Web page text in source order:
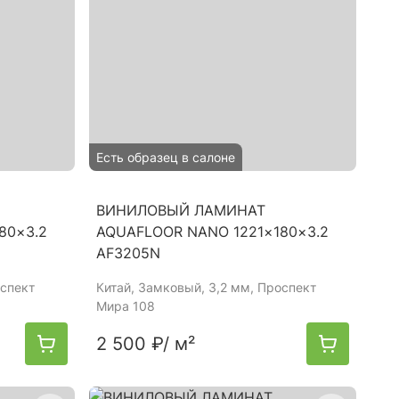
Есть образец в салоне
ВИНИЛОВЫЙ ЛАМИНАТ
AQUAFLOOR NANO 1221×180×3.2
AF3205N
Китай, Замковый, 3,2 мм, Проспект
Мира 108
2 500 ₽/ м²